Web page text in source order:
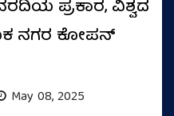
ಪ್ರಕಾರ, ವಿಶ್ವದ
ನಗರ ಕೋಪನ್
May 08, 2025